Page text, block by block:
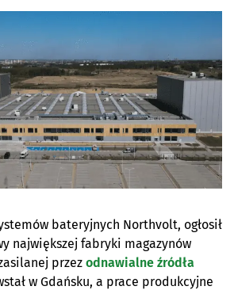
bateryjnych Northvolt, ogłosił
największej fabryki magazynów
przez odnawialne źródła
w Gdańsku, a prace produkcyjne